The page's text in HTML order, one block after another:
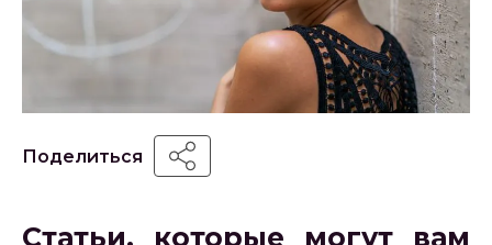
Поделиться
Статьи, которые могут вам